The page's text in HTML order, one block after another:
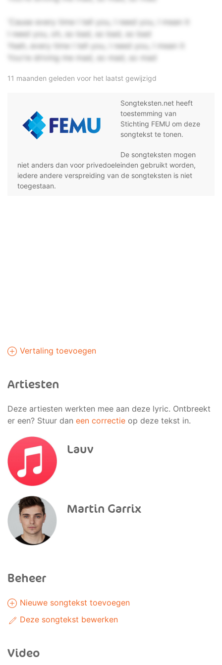
'Cause every time I tell you, I need you, I mean it
I need you, oh, so bad, so bad, so bad
Yeah, every time I tell you, I need you, I mean it
You're driving me mad, so mad, so mad
11 maanden geleden voor het laatst gewijzigd
Songteksten.net heeft
toestemming van
Stichting FEMU om deze
songtekst te tonen.
De songteksten mogen
niet anders dan voor privedoeleinden gebruikt worden,
iedere andere verspreiding van de songteksten is niet
toegestaan.
Vertaling toevoegen
Artiesten
Deze artiesten werkten mee aan deze lyric. Ontbreekt
er een? Stuur dan een correctie op deze tekst in.
Lauv
Martin Garrix
Beheer
Nieuwe songtekst toevoegen
Deze songtekst bewerken
Video